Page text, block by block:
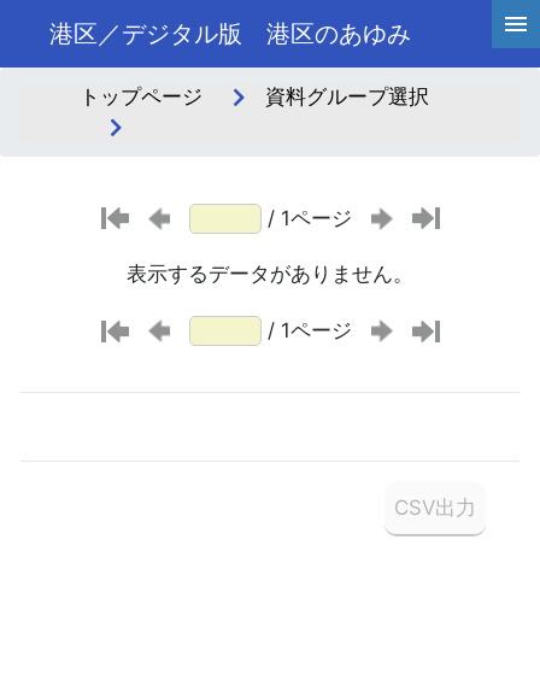
港区／デジタル版 港区のあゆみ
トップページ 資料グループ選択
/ 1ページ
表示するデータがありません。
/ 1ページ